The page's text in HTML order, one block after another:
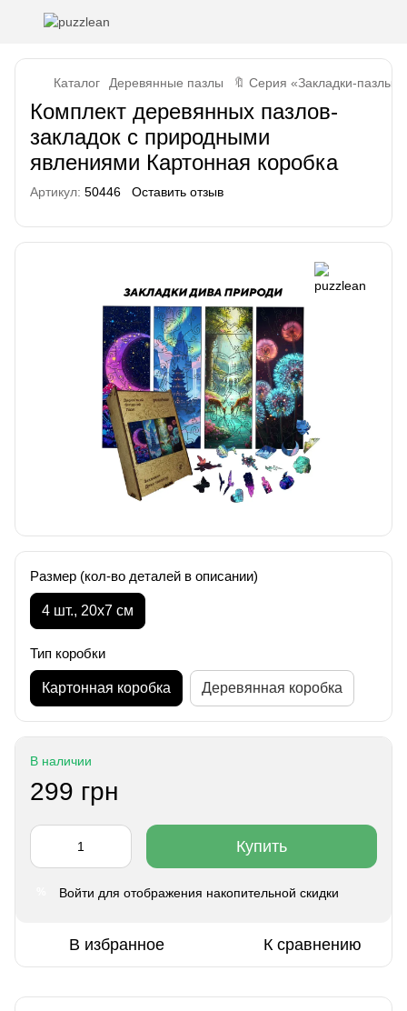
Каталог Деревянные пазлы 🔖 Серия «Закладки-пазлы»
Комплект деревянных пазлов-
закладок с природными
явлениями Картонная коробка
Артикул: 50446 Оставить отзыв
Размер (кол-во деталей в описании)
4 шт., 20х7 см
Тип коробки
Картонная коробка Деревянная коробка
В наличии
299 грн
Купить
Войти для отображения накопительной скидки
В избранное К сравнению